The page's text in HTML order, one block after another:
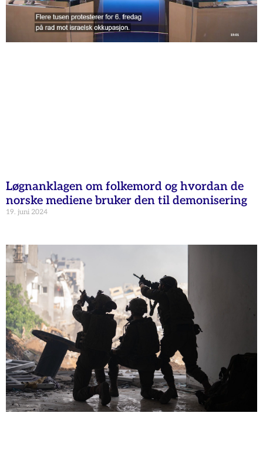
Løgnanklagen om folkemord og hvordan de
norske mediene bruker den til demonisering
19. juni 2024